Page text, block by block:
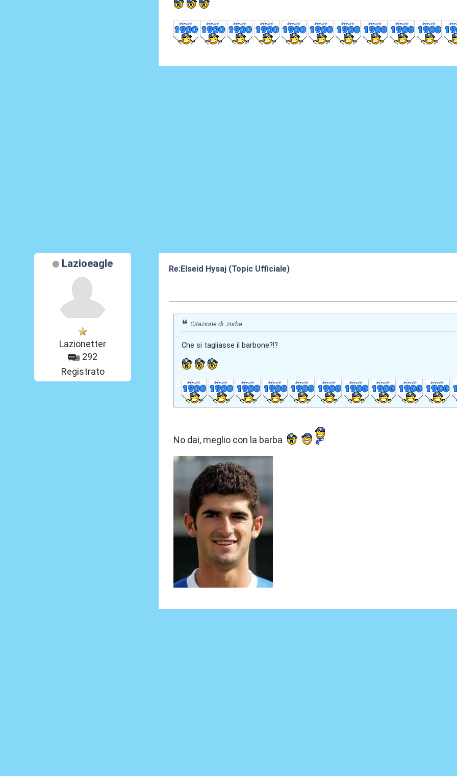
Lazioeagle
Lazionetter
292
Registrato
Re:Elseid Hysaj (Topic Ufficiale)
Citazione di: zorba
Che si tagliasse il barbone?!?
No dai, meglio con la barba